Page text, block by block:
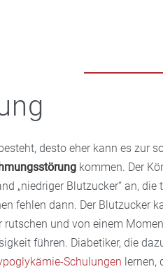
desto eher kann es zur
kommen. Der
„niedriger Blutzucker“ an, die
fehlen dann. Der Blutzucker
rutschen und von einem
führen. Diabetiker, die
Schulungen lernen,